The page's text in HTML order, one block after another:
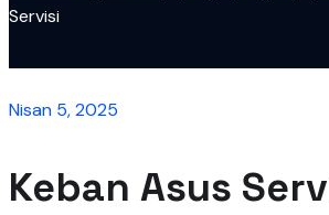
Servisi
Nisan 5, 2025
Keban Asus